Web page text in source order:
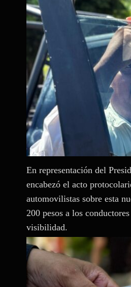
En representación del
encabezó el acto
automovilistas sobre esta
200 pesos a los
visibilidad.